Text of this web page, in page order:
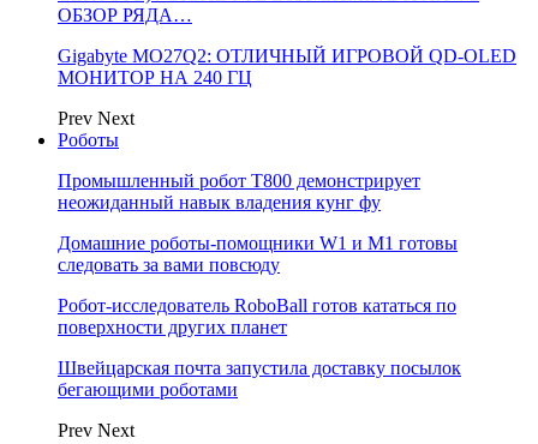
ОБЗОР РЯДА…
Gigabyte MO27Q2: ОТЛИЧНЫЙ ИГРОВОЙ QD-OLED
МОНИТОР НА 240 ГЦ
Prev Next
Роботы
Промышленный робот Т800 демонстрирует
неожиданный навык владения кунг фу
Домашние роботы-помощники W1 и M1 готовы
следовать за вами повсюду
Робот-исследователь RoboBall готов кататься по
поверхности других планет
Швейцарская почта запустила доставку посылок
бегающими роботами
Prev Next